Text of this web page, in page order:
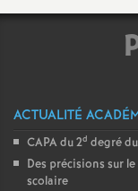
ACTUALITÉ
CAPA du 2d degré
Des précisions sur
scolaire